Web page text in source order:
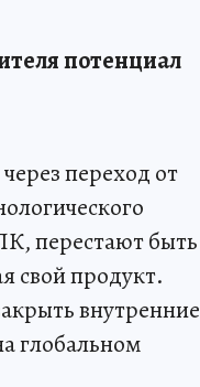
потенциал
переход от
перестают быть
свой продукт.
внутренние
глобальном